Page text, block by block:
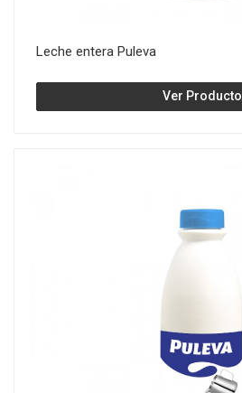
Leche entera Puleva
Ver Producto